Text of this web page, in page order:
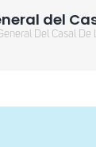
del
Del Casal De